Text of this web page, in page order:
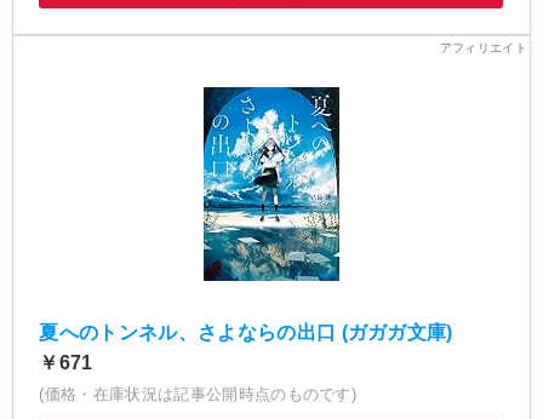
夏へのトンネル、さよならの出口 (ガガガ文庫)
￥671
(価格・在庫状況は記事公開時点のものです)